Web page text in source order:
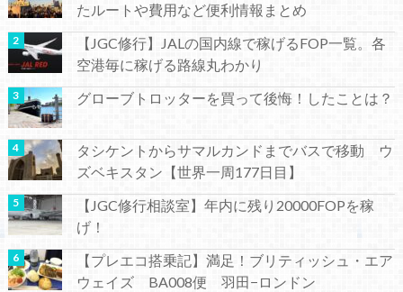
たルートや費用など便利情報まとめ
【JGC修行】JALの国内線で稼げるFOP一覧。各
空港毎に稼げる路線丸わかり
グローブトロッターを買って後悔！したことは？
タシケントからサマルカンドまでバスで移動 ウ
ズベキスタン【世界一周177日目】
【JGC修行相談室】年内に残り20000FOPを稼
げ！
【プレエコ搭乗記】満足！ブリティッシュ・エア
ウェイズ BA008便 羽田−ロンドン